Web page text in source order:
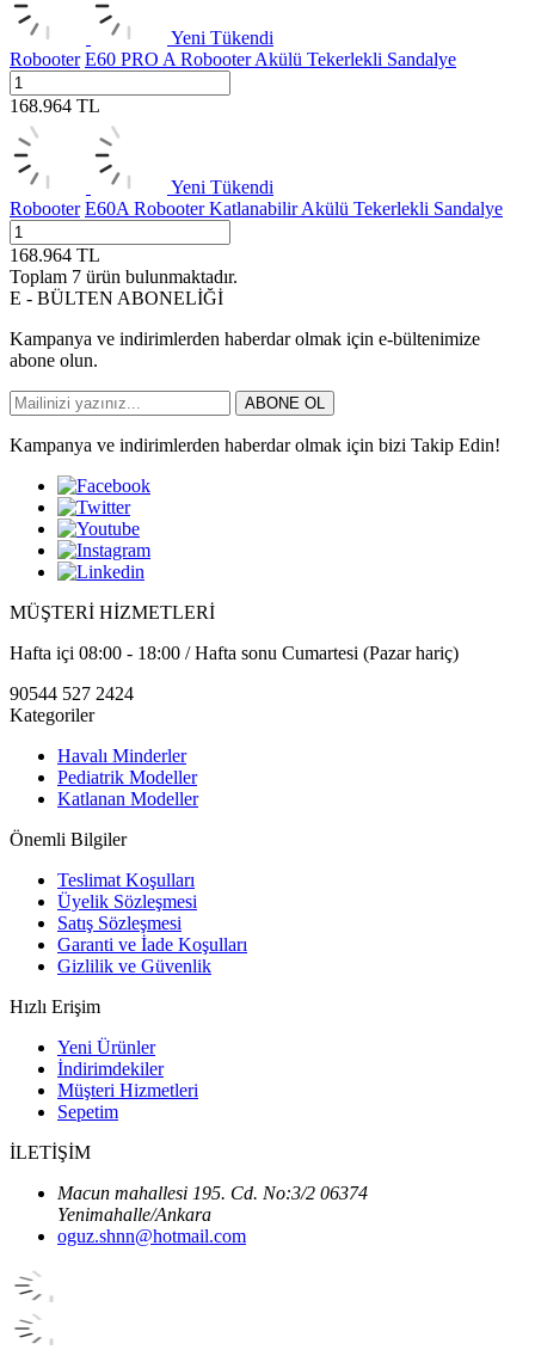
Yeni Tükendi
Robooter E60 PRO A Robooter Akülü Tekerlekli Sandalye
168.964 TL
Yeni Tükendi
Robooter E60A Robooter Katlanabilir Akülü Tekerlekli Sandalye
168.964 TL
Toplam 7 ürün bulunmaktadır.
E - BÜLTEN ABONELİĞİ
Kampanya ve indirimlerden haberdar olmak için e-bültenimize
abone olun.
ABONE OL
Kampanya ve indirimlerden haberdar olmak için bizi Takip Edin!
MÜŞTERİ HİZMETLERİ
Hafta içi 08:00 - 18:00 / Hafta sonu Cumartesi (Pazar hariç)
90544 527 2424
Kategoriler
Havalı Minderler
Pediatrik Modeller
Katlanan Modeller
Önemli Bilgiler
Teslimat Koşulları
Üyelik Sözleşmesi
Satış Sözleşmesi
Garanti ve İade Koşulları
Gizlilik ve Güvenlik
Hızlı Erişim
Yeni Ürünler
İndirimdekiler
Müşteri Hizmetleri
Sepetim
İLETİŞİM
Macun mahallesi 195. Cd. No:3/2 06374
Yenimahalle/Ankara
oguz.shnn@hotmail.com